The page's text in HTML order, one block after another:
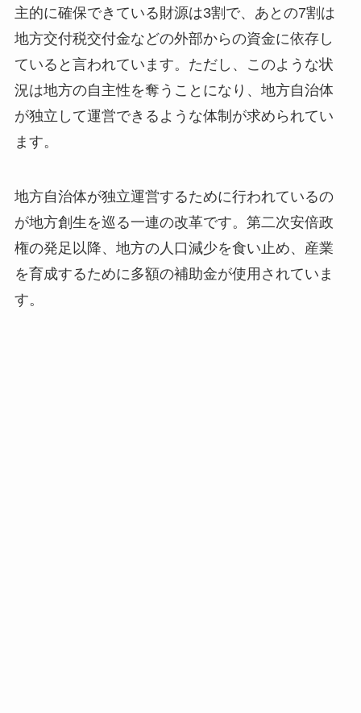
主的に確保できている財源は3割で、あとの7割は
地方交付税交付金などの外部からの資金に依存し
ていると言われています。ただし、このような状
況は地方の自主性を奪うことになり、地方自治体
が独立して運営できるような体制が求められてい
ます。
地方自治体が独立運営するために行われているの
が地方創生を巡る一連の改革です。第二次安倍政
権の発足以降、地方の人口減少を食い止め、産業
を育成するために多額の補助金が使用されていま
す。